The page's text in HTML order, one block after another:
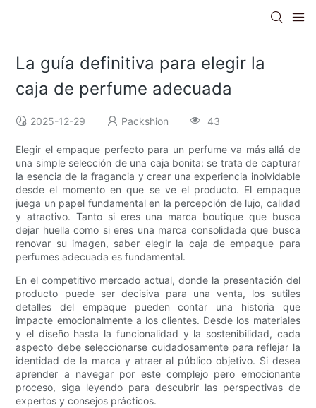
La guía definitiva para elegir la
caja de perfume adecuada
2025-12-29 Packshion 43
Elegir el empaque perfecto para un perfume va más allá de
una simple selección de una caja bonita: se trata de capturar
la esencia de la fragancia y crear una experiencia inolvidable
desde el momento en que se ve el producto. El empaque
juega un papel fundamental en la percepción de lujo, calidad
y atractivo. Tanto si eres una marca boutique que busca
dejar huella como si eres una marca consolidada que busca
renovar su imagen, saber elegir la caja de empaque para
perfumes adecuada es fundamental.
En el competitivo mercado actual, donde la presentación del
producto puede ser decisiva para una venta, los sutiles
detalles del empaque pueden contar una historia que
impacte emocionalmente a los clientes. Desde los materiales
y el diseño hasta la funcionalidad y la sostenibilidad, cada
aspecto debe seleccionarse cuidadosamente para reflejar la
identidad de la marca y atraer al público objetivo. Si desea
aprender a navegar por este complejo pero emocionante
proceso, siga leyendo para descubrir las perspectivas de
expertos y consejos prácticos.